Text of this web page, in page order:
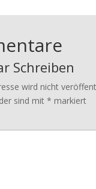
Schreiben
wird nicht
sind mit * markiert